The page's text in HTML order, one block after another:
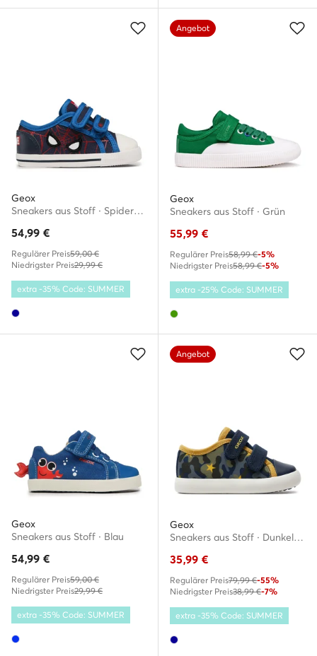
Geox
Sneakers aus Stoff · Spider-Man · Dunkelblau
54,99 €
Regulärer Preis59,00 €
Niedrigster Preis29,99 €
extra -35% Code: SUMMER
Angebot
Geox
Sneakers aus Stoff · Grün
55,99 €
Regulärer Preis58,99 €-5%
Niedrigster Preis58,99 €-5%
extra -25% Code: SUMMER
Geox
Sneakers aus Stoff · Blau
54,99 €
Regulärer Preis59,00 €
Niedrigster Preis29,99 €
extra -35% Code: SUMMER
Angebot
Geox
Sneakers aus Stoff · Dunkelblau
35,99 €
Regulärer Preis79,99 €-55%
Niedrigster Preis38,99 €-7%
extra -35% Code: SUMMER